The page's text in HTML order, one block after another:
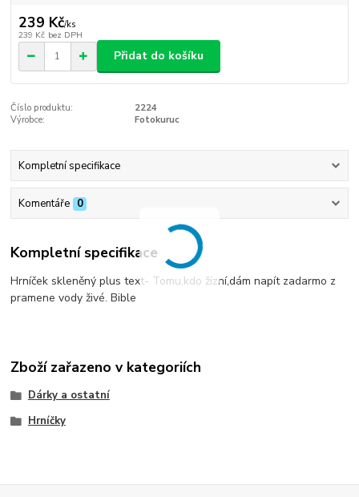
239 Kč/ks
239 Kč bez DPH
Přidat do košíku
Číslo produktu:
2224
Výrobce:
Fotokuruc
Kompletní specifikace
Komentáře 0
Kompletní specifikace
Hrníček skleněný plus text- Tomu,kdo žízní,dám napít zadarmo z
pramene vody živé. Bible
Zboží zařazeno v kategoriích
Dárky a ostatní
Hrníčky